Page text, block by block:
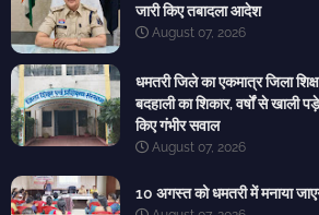
जारी किए तबादला आदेश
August 07, 2026
धमतरी जिले का एकमात्र जिला
बदहाली का शिकार, वर्षों से खाली
किए गंभीर सवाल
August 07, 2026
10 अगस्त को धमतरी में मनाया